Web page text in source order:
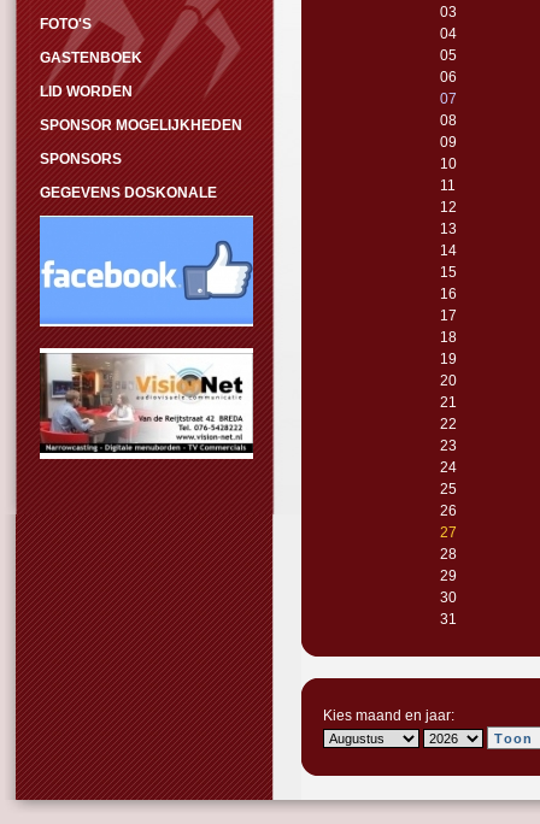
FOTO'S
GASTENBOEK
LID WORDEN
SPONSOR MOGELIJKHEDEN
SPONSORS
GEGEVENS DOSKONALE
03
04
05
06
07
08
09
10
11
12
13
14
15
16
17
18
19
20
21
22
23
24
25
26
27
28
29
30
31
Kies maand en jaar: